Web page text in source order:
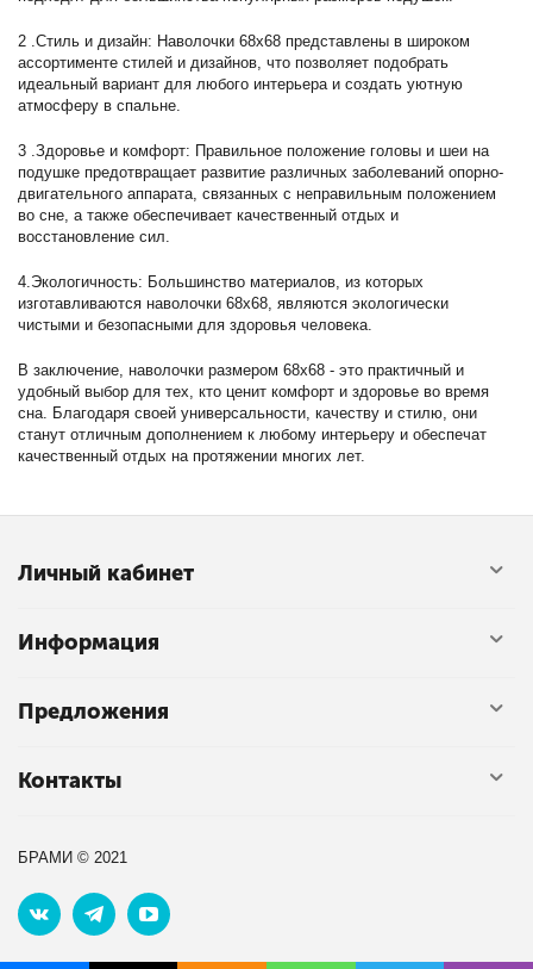
2 .Стиль и дизайн: Наволочки 68x68 представлены в широком
ассортименте стилей и дизайнов, что позволяет подобрать
идеальный вариант для любого интерьера и создать уютную
атмосферу в спальне.
3 .Здоровье и комфорт: Правильное положение головы и шеи на
подушке предотвращает развитие различных заболеваний опорно-
двигательного аппарата, связанных с неправильным положением
во сне, а также обеспечивает качественный отдых и
восстановление сил.
4.Экологичность: Большинство материалов, из которых
изготавливаются наволочки 68x68, являются экологически
чистыми и безопасными для здоровья человека.
В заключение, наволочки размером 68x68 - это практичный и
удобный выбор для тех, кто ценит комфорт и здоровье во время
сна. Благодаря своей универсальности, качеству и стилю, они
станут отличным дополнением к любому интерьеру и обеспечат
качественный отдых на протяжении многих лет.
Личный кабинет
Информация
Предложения
Контакты
БРАМИ © 2021